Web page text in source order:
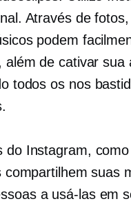
Através de
podem
de cativar sua
todos os nos
do Instagram,
suas
a usá-las em